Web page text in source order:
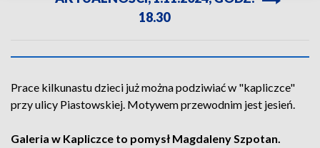
18.30
Prace kilkunastu dzieci już można podziwiać w "kapliczce"
przy ulicy Piastowskiej. Motywem przewodnim jest jesień.
Galeria w Kapliczce to pomysł Magdaleny Szpotan.